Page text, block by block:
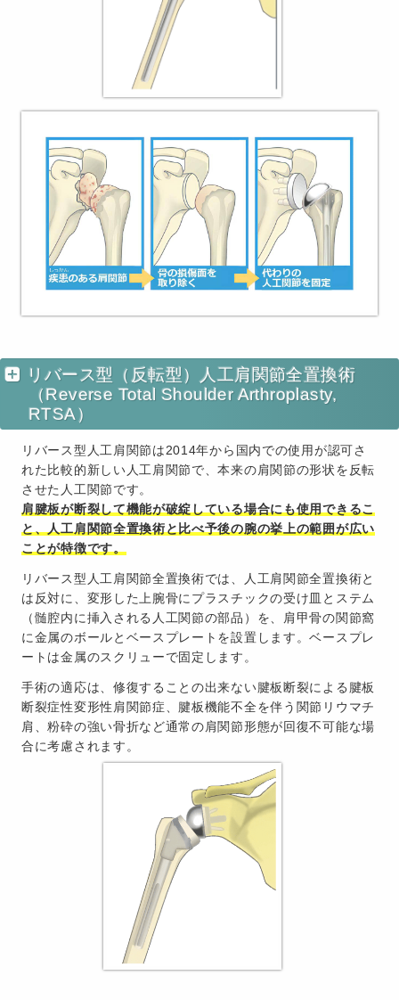
リバース型（反転型）人工肩関節全置換術
（Reverse Total Shoulder Arthroplasty,
RTSA）
リバース型人工肩関節は2014年から国内での使用が認可さ
れた比較的新しい人工肩関節で、本来の肩関節の形状を反転
させた人工関節です。
肩腱板が断裂して機能が破綻している場合にも使用できるこ
と、人工肩関節全置換術と比べ予後の腕の挙上の範囲が広い
ことが特徴です。
リバース型人工肩関節全置換術では、人工肩関節全置換術と
は反対に、変形した上腕骨にプラスチックの受け皿とステム
（髄腔内に挿入される人工関節の部品）を、肩甲骨の関節窩
に金属のボールとベースプレートを設置します。ベースプレ
ートは金属のスクリューで固定します。
手術の適応は、修復することの出来ない腱板断裂による腱板
断裂症性変形性肩関節症、腱板機能不全を伴う関節リウマチ
肩、粉砕の強い骨折など通常の肩関節形態が回復不可能な場
合に考慮されます。